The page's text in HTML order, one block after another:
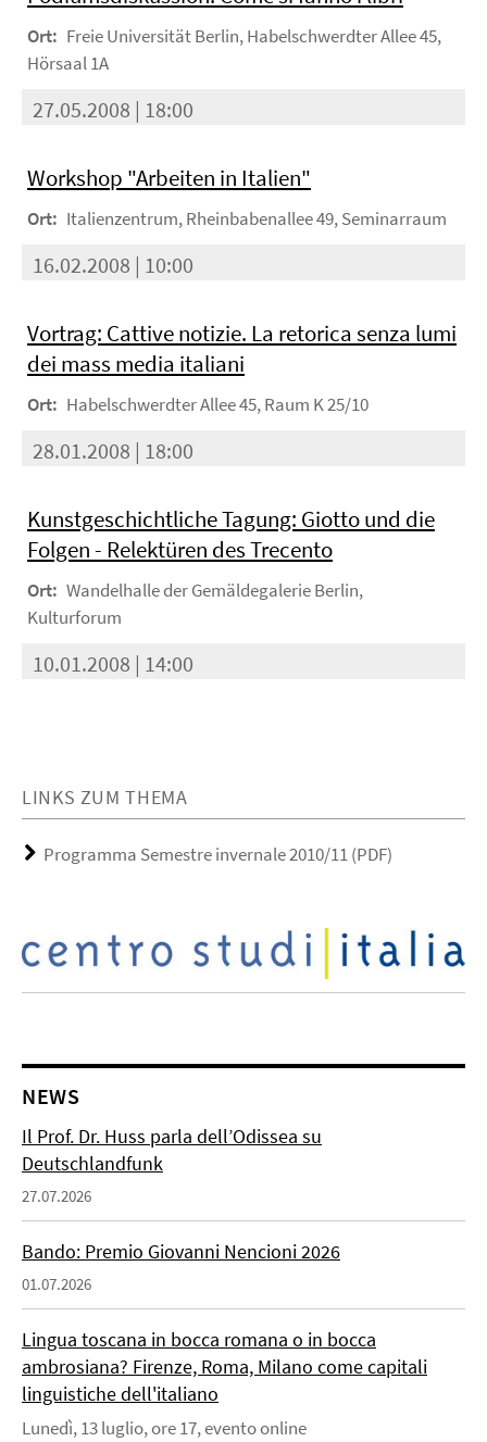
Ort: Freie Universität Berlin, Habelschwerdter Allee 45,
Hörsaal 1A
27.05.2008 | 18:00
Workshop "Arbeiten in Italien"
Ort: Italienzentrum, Rheinbabenallee 49, Seminarraum
16.02.2008 | 10:00
Vortrag: Cattive notizie. La retorica senza lumi
dei mass media italiani
Ort: Habelschwerdter Allee 45, Raum K 25/10
28.01.2008 | 18:00
Kunstgeschichtliche Tagung: Giotto und die
Folgen - Relektüren des Trecento
Ort: Wandelhalle der Gemäldegalerie Berlin,
Kulturforum
10.01.2008 | 14:00
LINKS ZUM THEMA
Programma Semestre invernale 2010/11 (PDF)
NEWS
Il Prof. Dr. Huss parla dell’Odissea su
Deutschlandfunk
27.07.2026
Bando: Premio Giovanni Nencioni 2026
01.07.2026
Lingua toscana in bocca romana o in bocca
ambrosiana? Firenze, Roma, Milano come capitali
linguistiche dell'italiano
Lunedì, 13 luglio, ore 17, evento online